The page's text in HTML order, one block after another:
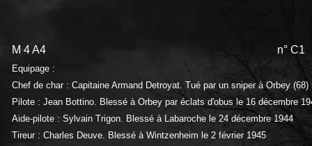
M 4 A4 n° C1
Equipage :
Chef de char : Capitaine Armand Detroyat. Tué par un sniper à Orbey (68)
Pilote : Jean Bottino. Blessé à Orbey par éclats d'obus le 16 décembre
Aide-pilote : Sylvain Trigon. Blessé à Labaroche le 24 décembre 1944
Tireur : Charles Deuve. Blessé à Wintzenheim le 2 février 1945